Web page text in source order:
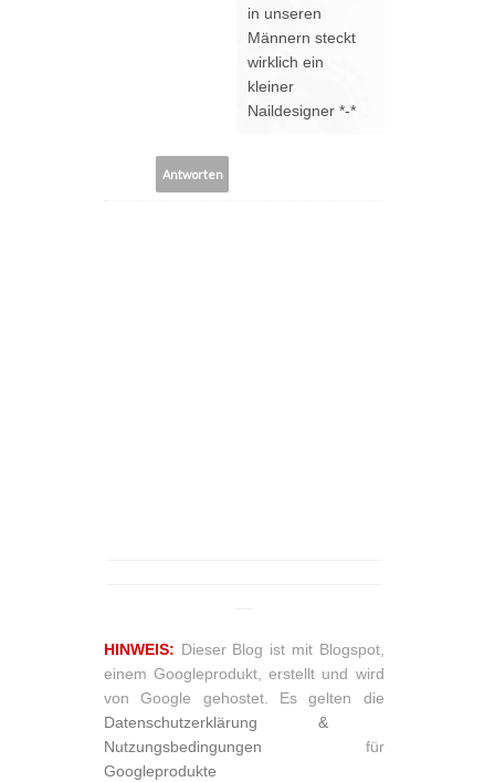
in unseren
Männern steckt
wirklich ein
kleiner
Naildesigner *-*
Antworten
HINWEIS: Dieser Blog ist mit Blogspot,
einem Googleprodukt, erstellt und wird
von Google gehostet. Es gelten die
Datenschutzerklärung &
Nutzungsbedingungen
für
Googleprodukte